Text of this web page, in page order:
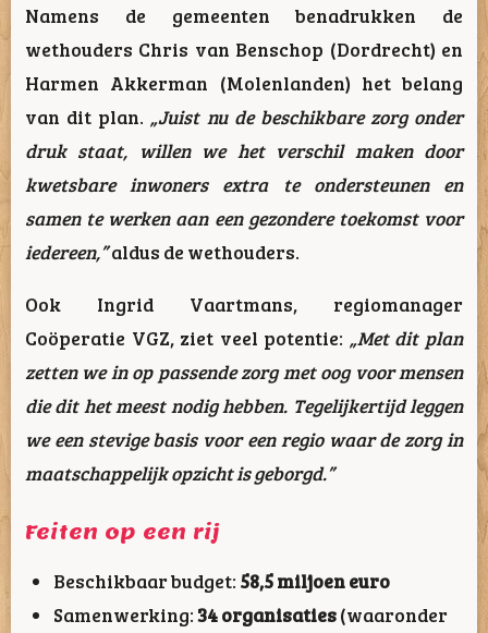
Namens de gemeenten benadrukken de
wethouders Chris van Benschop (Dordrecht) en
Harmen Akkerman (Molenlanden) het belang
van dit plan. „Juist nu de beschikbare zorg onder
druk staat, willen we het verschil maken door
kwetsbare inwoners extra te ondersteunen en
samen te werken aan een gezondere toekomst voor
iedereen,”aldus de wethouders.
Ook Ingrid Vaartmans, regiomanager
Coöperatie VGZ, ziet veel potentie: „Met dit plan
zetten we in op passende zorg met oog voor mensen
die dit het meest nodig hebben. Tegelijkertijd leggen
we een stevige basis voor een regio waar de zorg in
maatschappelijk opzicht is geborgd.”
Feiten op een rij
Beschikbaar budget: 58,5 miljoen euro
Samenwerking:34 organisaties(waaronder